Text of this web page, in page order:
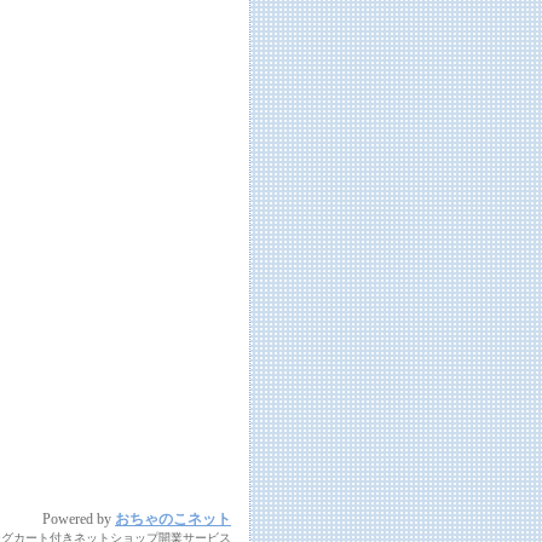
Powered by おちゃのこネット
カート付きネットショップ開業サービス